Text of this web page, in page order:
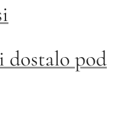
dostalo pod